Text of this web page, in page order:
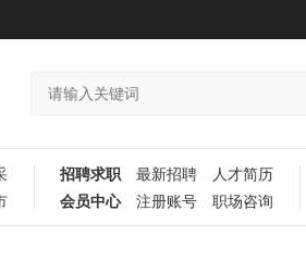
招聘求职 最新招聘
人才简历
会员中心
注册账号 职场咨询